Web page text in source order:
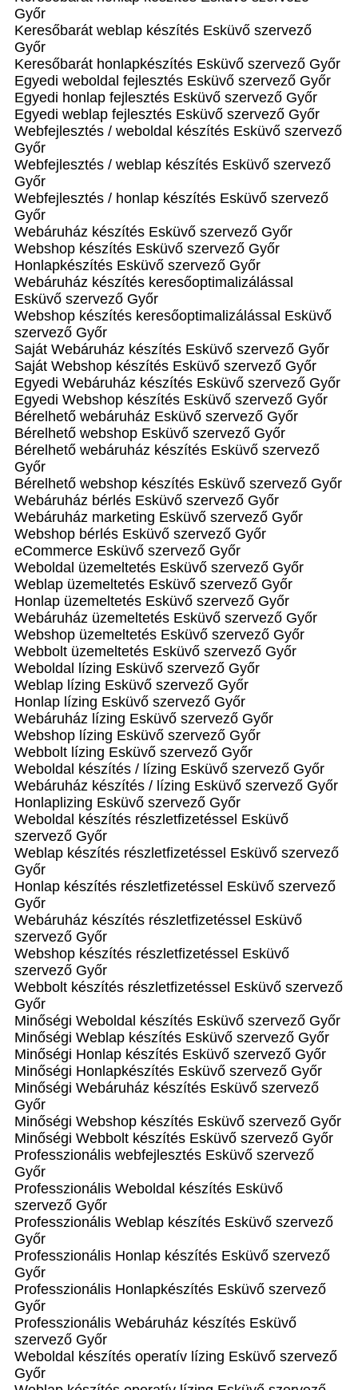
Győr
Keresőbarát weblap készítés Esküvő szervező
Győr
Keresőbarát honlapkészítés Esküvő szervező Győr
Egyedi weboldal fejlesztés Esküvő szervező Győr
Egyedi honlap fejlesztés Esküvő szervező Győr
Egyedi weblap fejlesztés Esküvő szervező Győr
Webfejlesztés / weboldal készítés Esküvő szervező
Győr
Webfejlesztés / weblap készítés Esküvő szervező
Győr
Webfejlesztés / honlap készítés Esküvő szervező
Győr
Webáruház készítés Esküvő szervező Győr
Webshop készítés Esküvő szervező Győr
Honlapkészítés Esküvő szervező Győr
Webáruház készítés keresőoptimalizálással
Esküvő szervező Győr
Webshop készítés keresőoptimalizálással Esküvő
szervező Győr
Saját Webáruház készítés Esküvő szervező Győr
Saját Webshop készítés Esküvő szervező Győr
Egyedi Webáruház készítés Esküvő szervező Győr
Egyedi Webshop készítés Esküvő szervező Győr
Bérelhető webáruház Esküvő szervező Győr
Bérelhető webshop Esküvő szervező Győr
Bérelhető webáruház készítés Esküvő szervező
Győr
Bérelhető webshop készítés Esküvő szervező Győr
Webáruház bérlés Esküvő szervező Győr
Webáruház marketing Esküvő szervező Győr
Webshop bérlés Esküvő szervező Győr
eCommerce Esküvő szervező Győr
Weboldal üzemeltetés Esküvő szervező Győr
Weblap üzemeltetés Esküvő szervező Győr
Honlap üzemeltetés Esküvő szervező Győr
Webáruház üzemeltetés Esküvő szervező Győr
Webshop üzemeltetés Esküvő szervező Győr
Webbolt üzemeltetés Esküvő szervező Győr
Weboldal lízing Esküvő szervező Győr
Weblap lízing Esküvő szervező Győr
Honlap lízing Esküvő szervező Győr
Webáruház lízing Esküvő szervező Győr
Webshop lízing Esküvő szervező Győr
Webbolt lízing Esküvő szervező Győr
Weboldal készítés / lízing Esküvő szervező Győr
Webáruház készítés / lízing Esküvő szervező Győr
Honlaplizing Esküvő szervező Győr
Weboldal készítés részletfizetéssel Esküvő
szervező Győr
Weblap készítés részletfizetéssel Esküvő szervező
Győr
Honlap készítés részletfizetéssel Esküvő szervező
Győr
Webáruház készítés részletfizetéssel Esküvő
szervező Győr
Webshop készítés részletfizetéssel Esküvő
szervező Győr
Webbolt készítés részletfizetéssel Esküvő szervező
Győr
Minőségi Weboldal készítés Esküvő szervező Győr
Minőségi Weblap készítés Esküvő szervező Győr
Minőségi Honlap készítés Esküvő szervező Győr
Minőségi Honlapkészítés Esküvő szervező Győr
Minőségi Webáruház készítés Esküvő szervező
Győr
Minőségi Webshop készítés Esküvő szervező Győr
Minőségi Webbolt készítés Esküvő szervező Győr
Professzionális webfejlesztés Esküvő szervező
Győr
Professzionális Weboldal készítés Esküvő
szervező Győr
Professzionális Weblap készítés Esküvő szervező
Győr
Professzionális Honlap készítés Esküvő szervező
Győr
Professzionális Honlapkészítés Esküvő szervező
Győr
Professzionális Webáruház készítés Esküvő
szervező Győr
Weboldal készítés operatív lízing Esküvő szervező
Győr